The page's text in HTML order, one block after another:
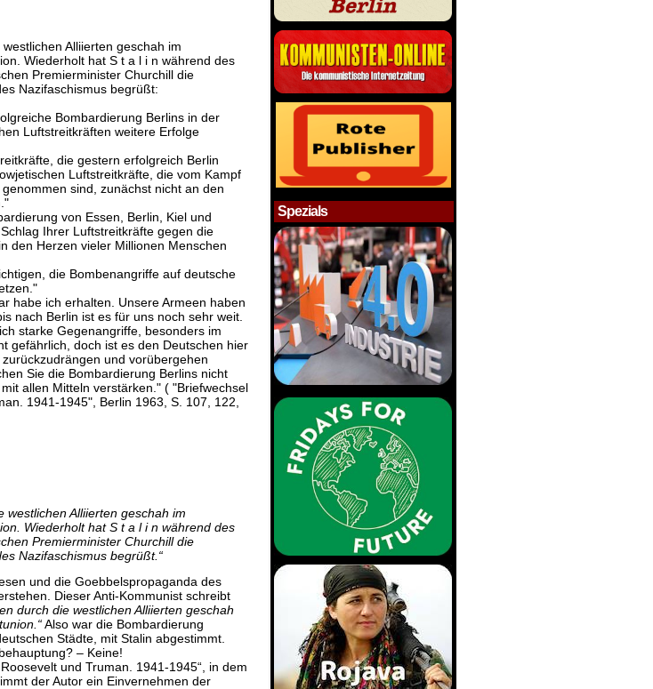
Alliierten geschah im
Wiederholt hat S t a l i n während des
Premierminister Churchill die
Nazifaschismus begrüßt:
Bombardierung Berlins in der
Luftstreitkräften weitere Erfolge
die gestern erfolgreich Berlin
Luftstreitkräfte, die vom Kampf
sind, zunächst nicht an den
von Essen, Berlin, Kiel und
Ihrer Luftstreitkräfte gegen die
den Herzen vieler Millionen Menschen
die Bombenangriffe auf deutsche
habe ich erhalten. Unsere Armeen haben
nach Berlin ist es für uns noch sehr weit.
starke Gegenangriffe, besonders im
gefährlich, doch ist es den Deutschen hier
und vorübergehen
Sie die Bombardierung Berlins nicht
allen Mitteln verstärken." ( "Briefwechsel
1941-1945", Berlin 1963, S. 107, 122,
westlichen Alliierten geschah im
Wiederholt hat S t a l i n während des
Premierminister Churchill die
Nazifaschismus begrüßt.“
und die Goebbelspropaganda des
Dieser Anti-Kommunist schreibt
durch die westlichen Alliierten geschah
Also war die Bombardierung
Städte, mit Stalin abgestimmt.
– Keine!
und Truman. 1941-1945“, in dem
der Autor ein Einvernehmen der
Spezials